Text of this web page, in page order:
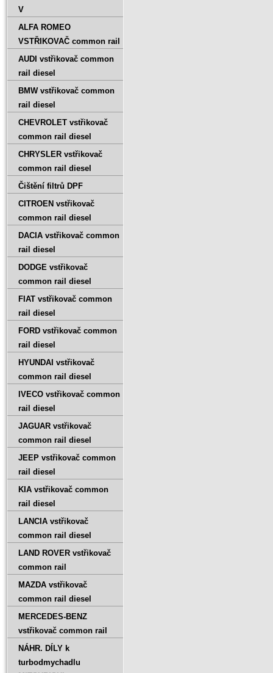
V
ALFA ROMEO
VSTŘIKOVAČ common rail
AUDI vstřikovač common
rail diesel
BMW vstřikovač common
rail diesel
CHEVROLET vstřikovač
common rail diesel
CHRYSLER vstřikovač
common rail diesel
Čištění filtrů DPF
CITROEN vstřikovač
common rail diesel
DACIA vstřikovač common
rail diesel
DODGE vstřikovač
common rail diesel
FIAT vstřikovač common
rail diesel
FORD vstřikovač common
rail diesel
HYUNDAI vstřikovač
common rail diesel
IVECO vstřikovač common
rail diesel
JAGUAR vstřikovač
common rail diesel
JEEP vstřikovač common
rail diesel
KIA vstřikovač common
rail diesel
LANCIA vstřikovač
common rail diesel
LAND ROVER vstřikovač
common rail
MAZDA vstřikovač
common rail diesel
MERCEDES-BENZ
vstřikovač common rail
NÁHR. DÍLY k
turbodmychadlu